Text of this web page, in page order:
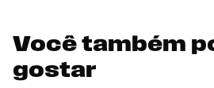
Você também
gostar